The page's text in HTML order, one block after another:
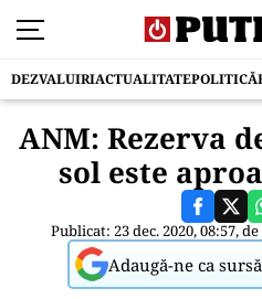
DEZVALUIRIACTUALITATEPOLITICĂ
ANM: Rezerva
sol este
Publicat: 23 dec. 2020, 08:57, de
Adaugă-ne ca